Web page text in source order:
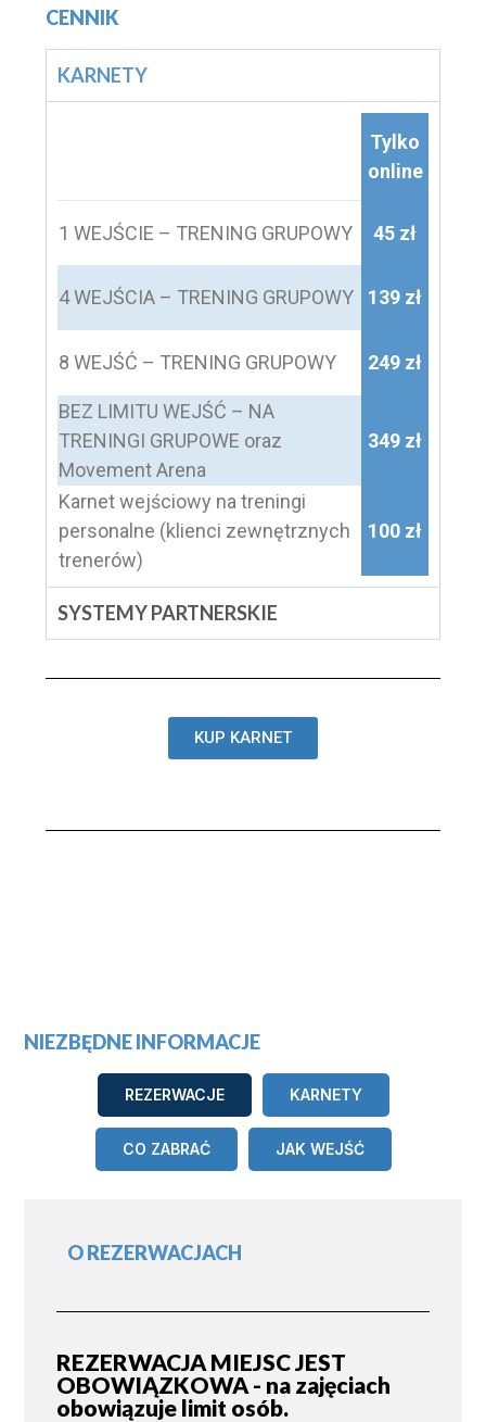
CENNIK
KARNETY
Tylko
online
1 WEJŚCIE – TRENING GRUPOWY 45 zł
4 WEJŚCIA – TRENING GRUPOWY 139 zł
8 WEJŚĆ – TRENING GRUPOWY 249 zł
BEZ LIMITU WEJŚĆ – NA
TRENINGI GRUPOWE oraz
Movement Arena
349 zł
Karnet wejściowy na treningi
personalne (klienci zewnętrznych
trenerów)
100 zł
SYSTEMY PARTNERSKIE
KUP KARNET
NIEZBĘDNE INFORMACJE
REZERWACJE KARNETY
CO ZABRAĆ JAK WEJŚĆ
O REZERWACJACH
REZERWACJA MIEJSC JEST
OBOWIĄZKOWA - na zajęciach
obowiązuje limit osób.